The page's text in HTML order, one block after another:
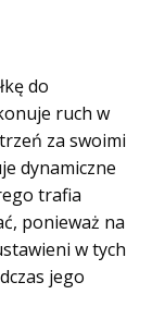
do
ruch w
za swoimi
dynamiczne
trafia
ponieważ na
w tych
jego